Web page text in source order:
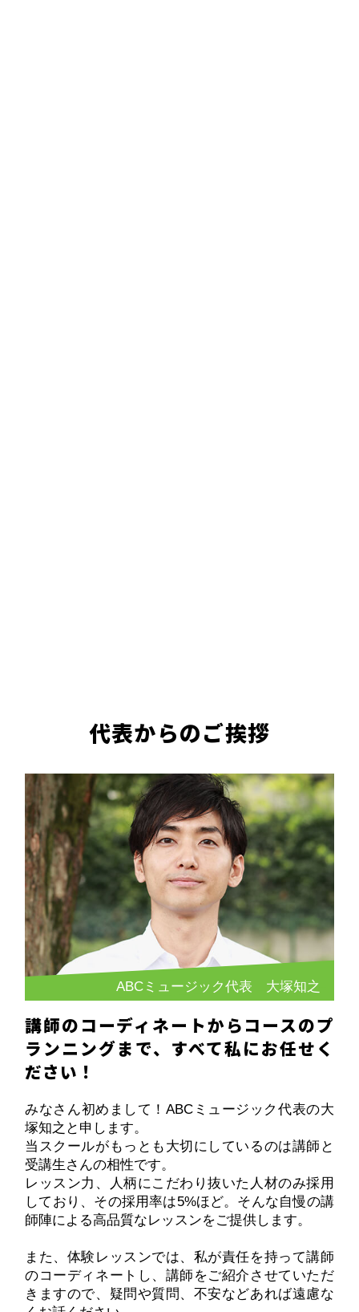
代表からのご挨拶
ABCミュージック代表 大塚知之
講師のコーディネートからコースのプ
ランニングまで、すべて私にお任せく
ださい！
みなさん初めまして！ABCミュージック代表の大
塚知之と申します。
当スクールがもっとも大切にしているのは講師と
受講生さんの相性です。
レッスン力、人柄にこだわり抜いた人材のみ採用
しており、その採用率は5%ほど。そんな自慢の講
師陣による高品質なレッスンをご提供します。
また、体験レッスンでは、私が責任を持って講師
のコーディネートし、講師をご紹介させていただ
きますので、疑問や質問、不安などあれば遠慮な